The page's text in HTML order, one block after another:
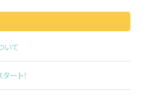
いて
ート！